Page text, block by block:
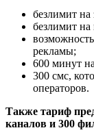
безлимит на
безлимит на
рекламы;
600 минут
300 смс,
операторов.
Также тариф
каналов и 300